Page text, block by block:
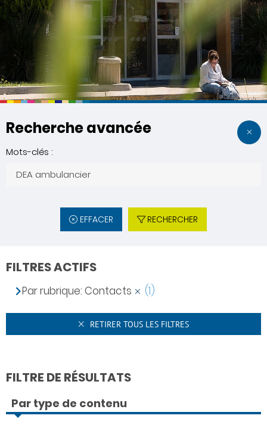
Recherche avancée
Mots-clés :
EFFACER RECHERCHER
FILTRES ACTIFS
Par rubrique: Contacts (1)
RETIRER TOUS LES FILTRES
FILTRE DE RÉSULTATS
Par type de contenu